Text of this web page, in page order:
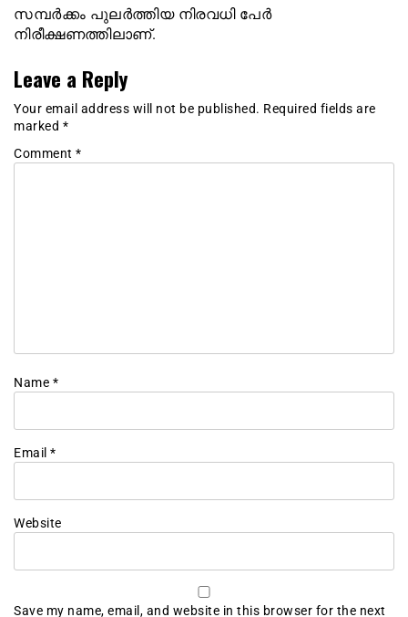
സമ്പര്‍ക്കം പുലര്‍ത്തിയ നിരവധി പേര്‍
നിരീക്ഷണത്തിലാണ്.
Leave a Reply
Your email address will not be published. Required fields are
marked *
Comment *
Name *
Email *
Website
Save my name, email, and website in this browser for the next